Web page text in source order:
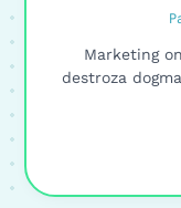
Marketing
destroza